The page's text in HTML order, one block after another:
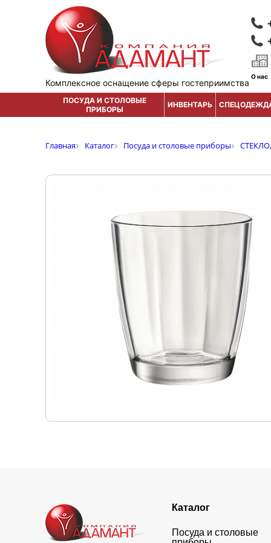
Комплексное оснащение сферы гостеприимства
О нас
ПОСУДА И СТОЛОВЫЕ
ПРИБОРЫ
ИНВЕНТАРЬ
Главная Каталог Посуда и столовые приборы
Каталог
Посуда и столовые